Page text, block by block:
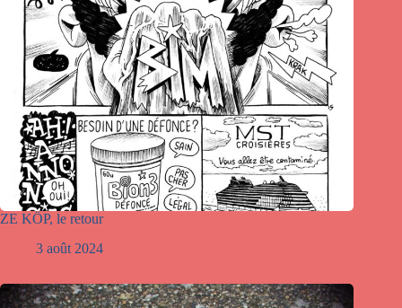
ZE KÖP, le retour
3 août 2024